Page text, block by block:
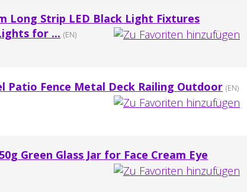
Long Strip LED Black Light Fixtures
for ... (EN)
Patio Fence Metal Deck Railing Outdoor (EN)
Green Glass Jar for Face Cream Eye